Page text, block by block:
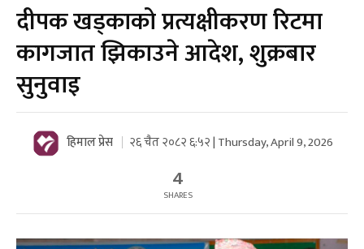
दीपक खड्काको प्रत्यक्षीकरण रिटमा
कागजात झिकाउने आदेश, शुक्रबार
सुनुवाइ
हिमाल प्रेस २६ चैत २०८२ ६:५२ | Thursday, April 9, 2026
4
SHARES